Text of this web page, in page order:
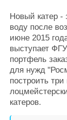
Новый катер -
воду после
июне 2015
выступает
портфель
для нужд
построить
катеров.